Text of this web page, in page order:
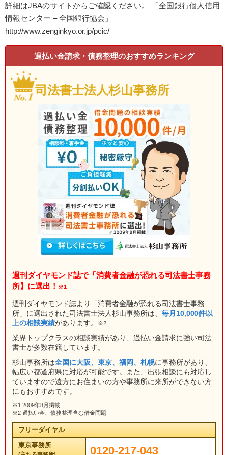
詳細はJBAのサイトからご確認ください。 「全国銀行個人信用
情報センター – 全国銀行協会」
http://www.zenginkyo.or.jp/pcic/
過払い金請求・債務整理のおすすめランキング
司法書士法人杉山事務所
週刊ダイヤモンド誌で「消費者金融が恐れる司法書士事務
所】に選出！ ※1
週刊ダイヤモンド誌より「消費者金融が恐れる司法書士事務
所」に選出された司法書士法人杉山事務所は、 毎月10,000件以
上の相談実績があります。 ※2
業界トップクラスの相談実績があり、過払い金請求に強い司法
書士が多数在籍しています。
杉山事務所は全国に大阪、東京、福岡、札幌に事務所があり、
幅広い都道府県に対応が可能です。また、出張相談にも対応し
ていますので遠方にお住まいの方や事務所に来所ができない方
にもおすすめです。
※1 2009年8月掲載
※2 過払い金、債務整理含む借金問題
フリーダイヤル
東京事務所
0120-217-043